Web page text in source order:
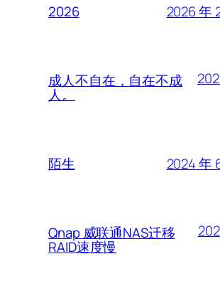
2026 2026 年
成人不自在，自在不成
人。
陌生 2024 年
Qnap 威联通NAS迁移
RAID速度慢